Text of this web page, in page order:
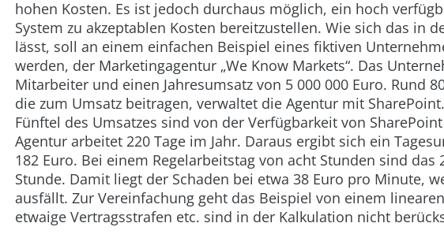
hohen Kosten. Es ist jedoch durchaus möglich, ein hoch
System zu akzeptablen Kosten bereitzustellen. Wie sich das in
lässt, soll an einem einfachen Beispiel eines fiktiven
werden, der Marketingagentur „We Know Markets“. Das
Mitarbeiter und einen Jahresumsatz von 5 000 000 Euro. Rund
die zum Umsatz beitragen, verwaltet die Agentur mit
Fünftel des Umsatzes sind von der Verfügbarkeit von
Agentur arbeitet 220 Tage im Jahr. Daraus ergibt sich ein
182 Euro. Bei einem Regelarbeitstag von acht Stunden sind das
Stunde. Damit liegt der Schaden bei etwa 38 Euro pro Minute,
ausfällt. Zur Vereinfachung geht das Beispiel von einem
etwaige Vertragsstrafen etc. sind in der Kalkulation nicht